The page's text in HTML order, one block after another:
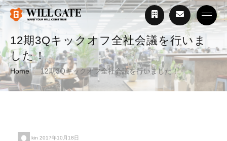
12期3Qキックオフ全社会議を行いま
した！
Home 12期3Qキックオフ全社会議を行いました！
kin 2017年10月18日